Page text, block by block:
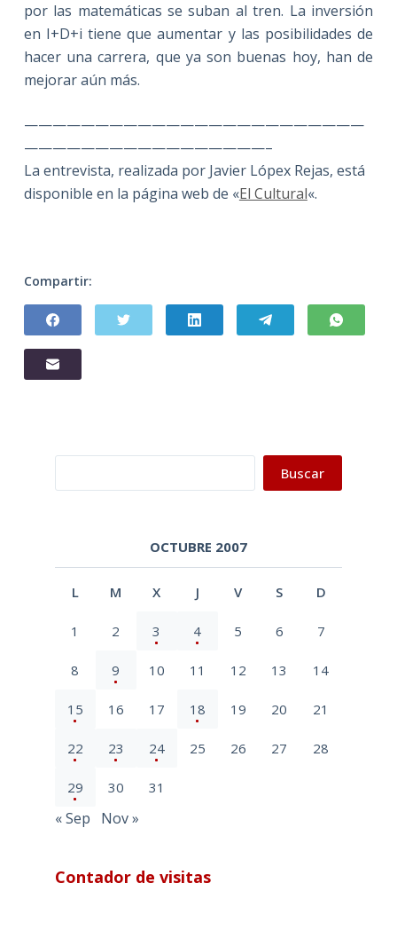
por las matemáticas se suban al tren. La inversión
en I+D+i tiene que aumentar y las posibilidades de
hacer una carrera, que ya son buenas hoy, han de
mejorar aún más.
————————————————————————
—————————————————–
La entrevista, realizada por Javier Lópex Rejas, está
disponible en la página web de «El Cultural«.
Compartir:
Buscar
OCTUBRE 2007
L M X J V S D
1 2 3 4 5 6 7
8 9 10 11 12 13 14
15 16 17 18 19 20 21
22 23 24 25 26 27 28
29 30 31
« Sep Nov »
Contador de visitas